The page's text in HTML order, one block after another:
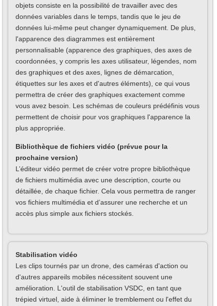
objets consiste en la possibilité de travailler avec des
données variables dans le temps, tandis que le jeu de
données lui-même peut changer dynamiquement. De plus,
l'apparence des diagrammes est entièrement
personnalisable (apparence des graphiques, des axes de
coordonnées, y compris les axes utilisateur, légendes, nom
des graphiques et des axes, lignes de démarcation,
étiquettes sur les axes et d'autres éléments), ce qui vous
permettra de créer des graphiques exactement comme
vous avez besoin. Les schémas de couleurs prédéfinis vous
permettent de choisir pour vos graphiques l'apparence la
plus appropriée.
Bibliothèque de fichiers vidéo (prévue pour la
prochaine version)
L’éditeur vidéo permet de créer votre propre bibliothèque
de fichiers multimédia avec une description, courte ou
détaillée, de chaque fichier. Cela vous permettra de ranger
vos fichiers multimédia et d’assurer une recherche et un
accès plus simple aux fichiers stockés.
Stabilisation vidéo
Les clips tournés par un drone, des caméras d'action ou
d'autres appareils mobiles nécessitent souvent une
amélioration. L'outil de stabilisation VSDC, en tant que
trépied virtuel, aide à éliminer le tremblement ou l'effet du